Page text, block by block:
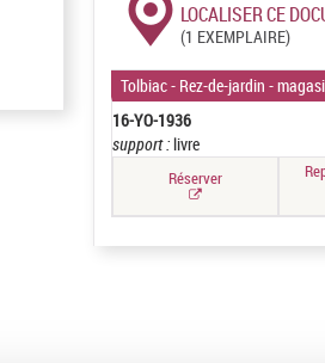
LOCALISER CE
(1 EXEMPLAIRE)
Tolbiac - Rez-de-jardin -
16-YO-1936
support :livre
Réserver